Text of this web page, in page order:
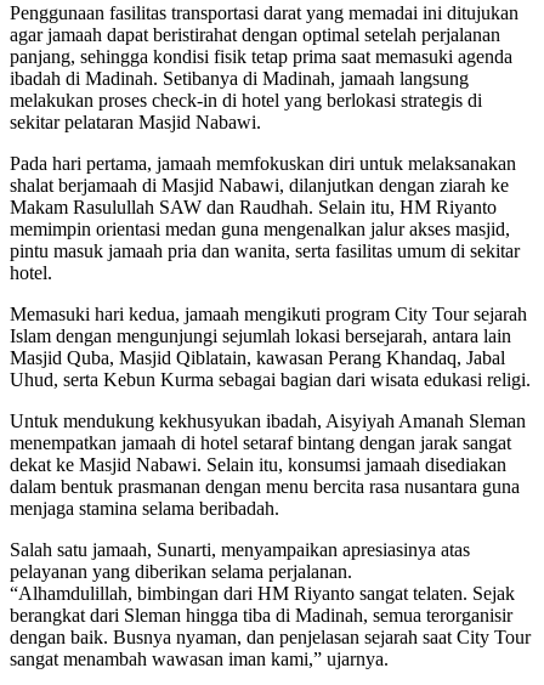
Penggunaan fasilitas transportasi darat yang memadai ini ditujukan
agar jamaah dapat beristirahat dengan optimal setelah perjalanan
panjang, sehingga kondisi fisik tetap prima saat memasuki agenda
ibadah di Madinah. Setibanya di Madinah, jamaah langsung
melakukan proses check-in di hotel yang berlokasi strategis di
sekitar pelataran Masjid Nabawi.
Pada hari pertama, jamaah memfokuskan diri untuk melaksanakan
shalat berjamaah di Masjid Nabawi, dilanjutkan dengan ziarah ke
Makam Rasulullah SAW dan Raudhah. Selain itu, HM Riyanto
memimpin orientasi medan guna mengenalkan jalur akses masjid,
pintu masuk jamaah pria dan wanita, serta fasilitas umum di sekitar
hotel.
Memasuki hari kedua, jamaah mengikuti program City Tour sejarah
Islam dengan mengunjungi sejumlah lokasi bersejarah, antara lain
Masjid Quba, Masjid Qiblatain, kawasan Perang Khandaq, Jabal
Uhud, serta Kebun Kurma sebagai bagian dari wisata edukasi religi.
Untuk mendukung kekhusyukan ibadah, Aisyiyah Amanah Sleman
menempatkan jamaah di hotel setaraf bintang dengan jarak sangat
dekat ke Masjid Nabawi. Selain itu, konsumsi jamaah disediakan
dalam bentuk prasmanan dengan menu bercita rasa nusantara guna
menjaga stamina selama beribadah.
Salah satu jamaah, Sunarti, menyampaikan apresiasinya atas
pelayanan yang diberikan selama perjalanan.
“Alhamdulillah, bimbingan dari HM Riyanto sangat telaten. Sejak
berangkat dari Sleman hingga tiba di Madinah, semua terorganisir
dengan baik. Busnya nyaman, dan penjelasan sejarah saat City Tour
sangat menambah wawasan iman kami,” ujarnya.